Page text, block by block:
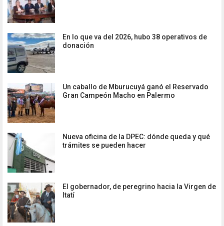
En lo que va del 2026, hubo 38 operativos de
donación
Un caballo de Mburucuyá ganó el Reservado
Gran Campeón Macho en Palermo
Nueva oficina de la DPEC: dónde queda y qué
trámites se pueden hacer
El gobernador, de peregrino hacia la Virgen de
Itatí